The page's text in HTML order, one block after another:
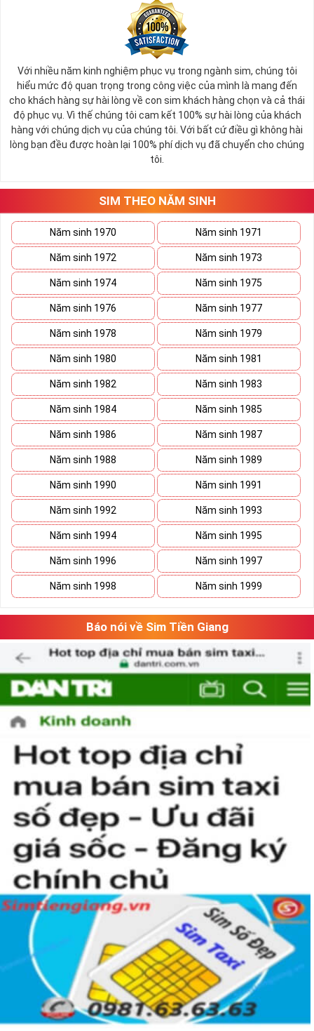
Với nhiều năm kinh nghiệm phục vụ trong ngành sim, chúng tôi
hiểu mức độ quan trọng trong công việc của mình là mang đến
cho khách hàng sự hài lòng về con sim khách hàng chọn và cả thái
độ phục vụ. Vì thế chúng tôi cam kết 100% sự hài lòng của khách
hàng với chúng dịch vụ của chúng tôi. Với bất cứ điều gì không hài
lòng bạn đều được hoàn lại 100% phí dịch vụ đã chuyển cho chúng
tôi.
SIM THEO NĂM SINH
Năm sinh 1970 Năm sinh 1971
Năm sinh 1972 Năm sinh 1973
Năm sinh 1974 Năm sinh 1975
Năm sinh 1976 Năm sinh 1977
Năm sinh 1978 Năm sinh 1979
Năm sinh 1980 Năm sinh 1981
Năm sinh 1982 Năm sinh 1983
Năm sinh 1984 Năm sinh 1985
Năm sinh 1986 Năm sinh 1987
Năm sinh 1988 Năm sinh 1989
Năm sinh 1990 Năm sinh 1991
Năm sinh 1992 Năm sinh 1993
Năm sinh 1994 Năm sinh 1995
Năm sinh 1996 Năm sinh 1997
Năm sinh 1998 Năm sinh 1999
Báo nói về Sim Tiền Giang